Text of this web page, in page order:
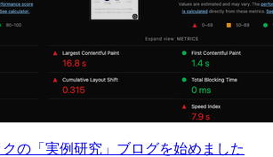
の「実例研究」ブログを始めました